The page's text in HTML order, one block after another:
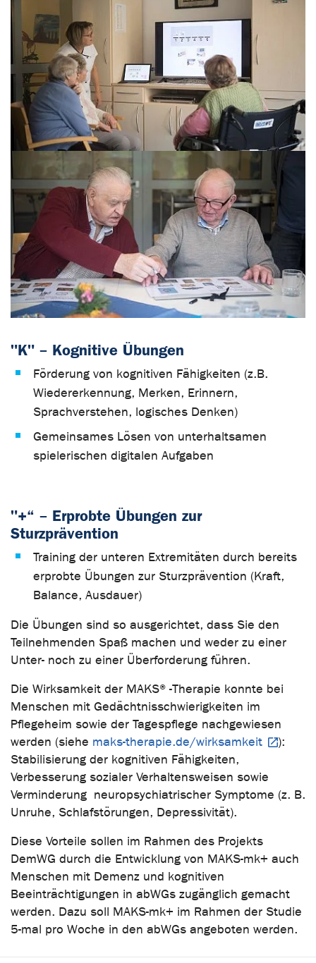
"K" – Kognitive Übungen
Förderung von kognitiven Fähigkeiten (z.B.
Wiedererkennung, Merken, Erinnern,
Sprachverstehen, logisches Denken)
Gemeinsames Lösen von unterhaltsamen
spielerischen digitalen Aufgaben
"+“ – Erprobte Übungen zur
Sturzprävention
Training der unteren Extremitäten durch bereits
erprobte Übungen zur Sturzprävention (Kraft,
Balance, Ausdauer)
Die Übungen sind so ausgerichtet, dass Sie den
Teilnehmenden Spaß machen und weder zu einer
Unter- noch zu einer Überforderung führen.
Die Wirksamkeit der MAKS®-Therapie konnte bei
Menschen mit Gedächtnisschwierigkeiten im
Pflegeheim sowie der Tagespflege nachgewiesen
werden (siehe maks-therapie.de/wirksamkeit
):
Stabilisierung der kognitiven Fähigkeiten,
Verbesserung sozialer Verhaltensweisen sowie
Verminderung neuropsychiatrischer Symptome (z. B.
Unruhe, Schlafstörungen, Depressivität).
Diese Vorteile sollen im Rahmen des Projekts
DemWG durch die Entwicklung von MAKS-mk+ auch
Menschen mit Demenz und kognitiven
Beeinträchtigungen in abWGs zugänglich gemacht
werden. Dazu soll MAKS-mk+ im Rahmen der Studie
5-mal pro Woche in den abWGs angeboten werden.